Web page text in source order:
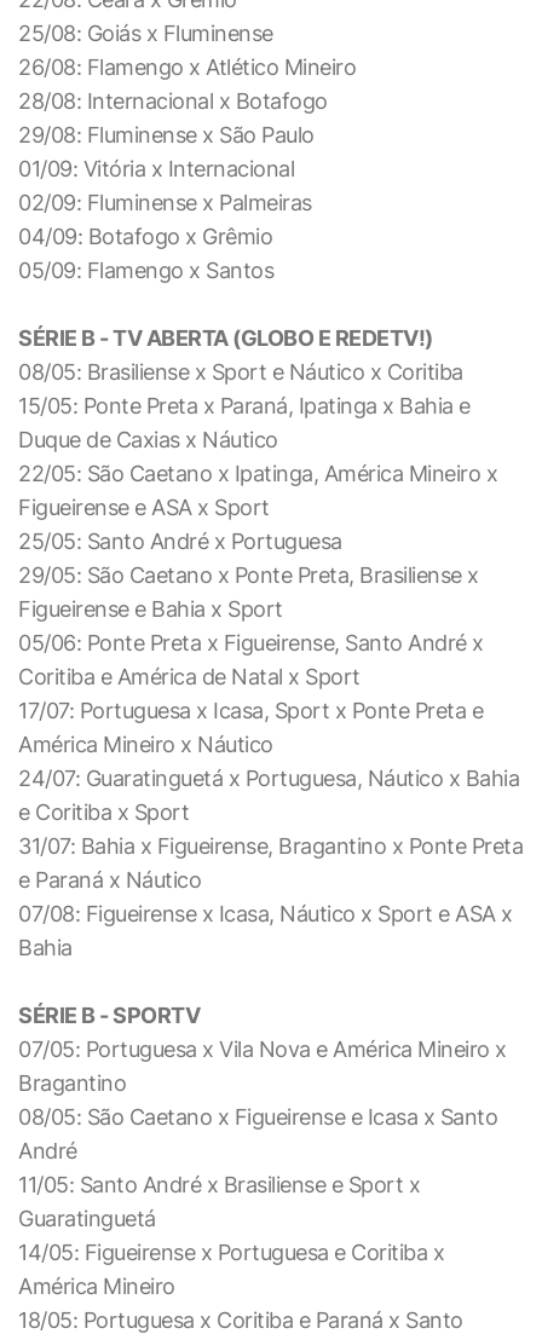
25/08: Goiás x Fluminense
26/08: Flamengo x Atlético Mineiro
28/08: Internacional x Botafogo
29/08: Fluminense x São Paulo
01/09: Vitória x Internacional
02/09: Fluminense x Palmeiras
04/09: Botafogo x Grêmio
05/09: Flamengo x Santos
SÉRIE B - TV ABERTA (GLOBO E REDETV!)
08/05: Brasiliense x Sport e Náutico x Coritiba
15/05: Ponte Preta x Paraná, Ipatinga x Bahia e
Duque de Caxias x Náutico
22/05: São Caetano x Ipatinga, América Mineiro x
Figueirense e ASA x Sport
25/05: Santo André x Portuguesa
29/05: São Caetano x Ponte Preta, Brasiliense x
Figueirense e Bahia x Sport
05/06: Ponte Preta x Figueirense, Santo André x
Coritiba e América de Natal x Sport
17/07: Portuguesa x Icasa, Sport x Ponte Preta e
América Mineiro x Náutico
24/07: Guaratinguetá x Portuguesa, Náutico x Bahia
e Coritiba x Sport
31/07: Bahia x Figueirense, Bragantino x Ponte Preta
e Paraná x Náutico
07/08: Figueirense x Icasa, Náutico x Sport e ASA x
Bahia
SÉRIE B - SPORTV
07/05: Portuguesa x Vila Nova e América Mineiro x
Bragantino
08/05: São Caetano x Figueirense e Icasa x Santo
André
11/05: Santo André x Brasiliense e Sport x
Guaratinguetá
14/05: Figueirense x Portuguesa e Coritiba x
América Mineiro
18/05: Portuguesa x Coritiba e Paraná x Santo